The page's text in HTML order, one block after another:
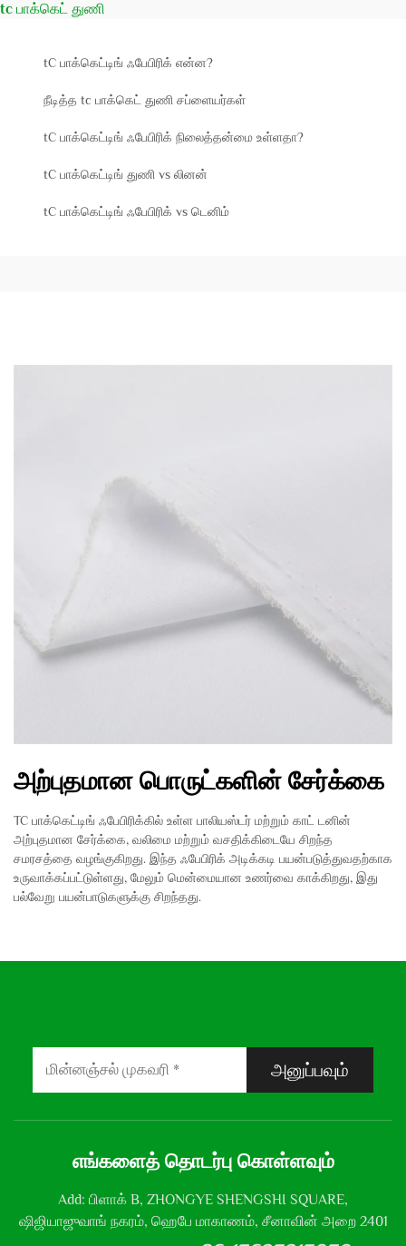
tc பாக்கெட் துணி
tC பாக்கெட்டிங் ஃபேபிரிக் என்ன?
நீடித்த tc பாக்கெட் துணி சப்ளையர்கள்
tC பாக்கெட்டிங் ஃபேபிரிக் நிலைத்தன்மை உள்ளதா?
tC பாக்கெட்டிங் துணி vs லினன்
tC பாக்கெட்டிங் ஃபேபிரிக் vs டெனிம்
அற்புதமான பொருட்களின் சேர்க்கை
TC பாக்கெட்டிங் ஃபேபிரிக்கில் உள்ள பாலியஸ்டர் மற்றும் காட் டனின்
அற்புதமான சேர்க்கை, வலிமை மற்றும் வசதிக்கிடையே சிறந்த
சமரசத்தை வழங்குகிறது. இந்த ஃபேபிரிக் அடிக்கடி பயன்படுத்துவதற்காக
உருவாக்கப்பட்டுள்ளது, மேலும் மென்மையான உணர்வை காக்கிறது, இது
பல்வேறு பயன்பாடுகளுக்கு சிறந்தது.
அனுப்பவும்
எங்களைத் தொடர்பு கொள்ளவும்
Add: பிளாக் B, ZHONGYE SHENGSHI SQUARE,
ஷிஜியாஜுவாங் நகரம், ஹெபே மாகாணம், சீனாவின் அறை 2401